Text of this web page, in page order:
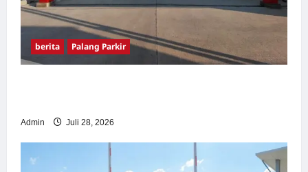
berita Palang Parkir
Admin Juli 28, 2026